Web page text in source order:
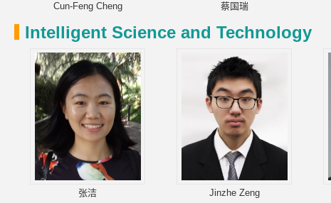
Cun-Feng Cheng 蔡国瑞
Intelligent Science and Technology
张洁 Jinzhe Zeng